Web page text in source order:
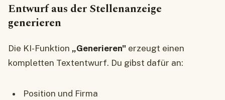
Entwurf aus der Stellenanzeige
generieren
Die KI-Funktion „Generieren" erzeugt einen
kompletten Textentwurf. Du gibst dafür an:
Position und Firma